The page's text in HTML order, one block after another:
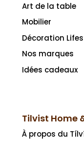
Art de la table
Mobilier
Décoration
Nos marques
Idées cadeaux
Tilvist Home
À propos du